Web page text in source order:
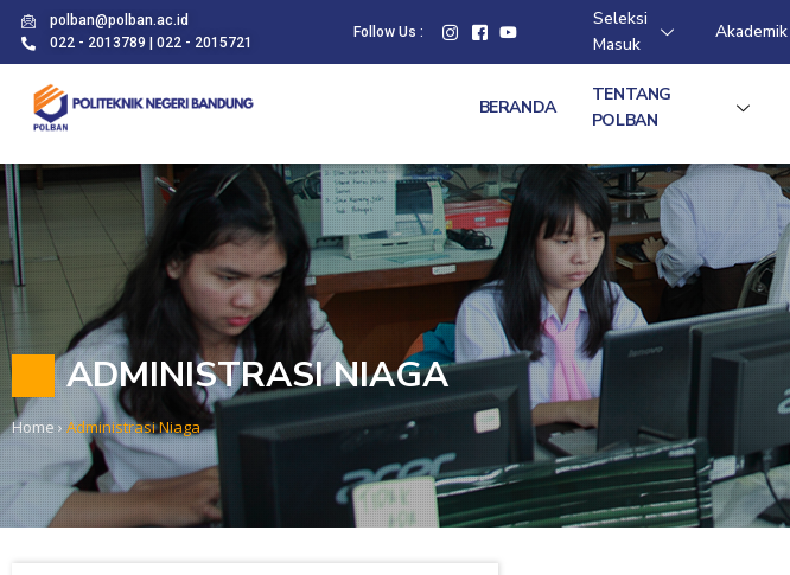
polban@polban.ac.id
022 - 2013789 | 022 - 2015721
Follow Us :
Seleksi
Masuk
Akademik
BERANDA
TENTANG
POLBAN
ADMINISTRASI NIAGA
Home ›Administrasi Niaga